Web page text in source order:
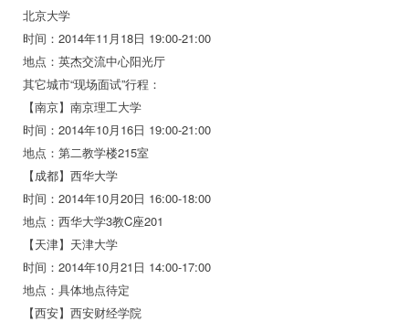
北京大学
时间：2014年11月18日 19:00-21:00
地点：英杰交流中心阳光厅
其它城市“现场面试”行程：
【南京】南京理工大学
时间：2014年10月16日 19:00-21:00
地点：第二教学楼215室
【成都】西华大学
时间：2014年10月20日 16:00-18:00
地点：西华大学3教C座201
【天津】天津大学
时间：2014年10月21日 14:00-17:00
地点：具体地点待定
【西安】西安财经学院